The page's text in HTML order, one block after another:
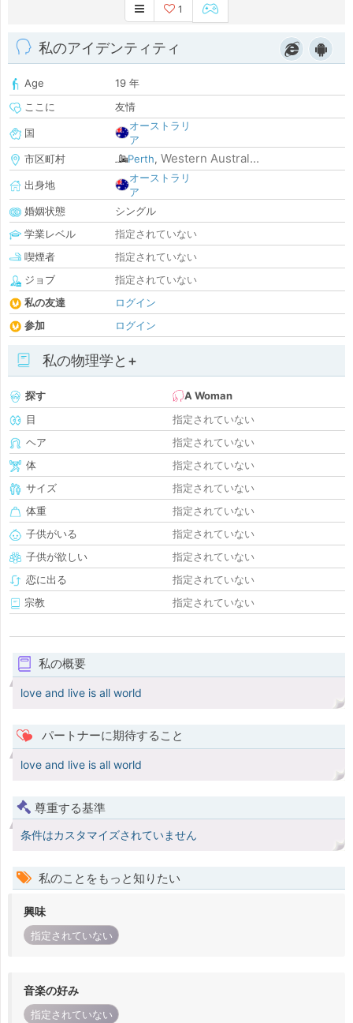
1
私のアイデンティティ
Age
19 年
ここに
友情
国
オーストラリ
ア
市区町村
Perth, Western Austral...
出身地
オーストラリ
ア
婚姻状態
シングル
学業レベル
指定されていない
喫煙者
指定されていない
ジョブ
指定されていない
私の友達
ログイン
参加
ログイン
私の物理学と+
探す
A Woman
目
指定されていない
ヘア
指定されていない
体
指定されていない
サイズ
指定されていない
体重
指定されていない
子供がいる
指定されていない
子供が欲しい
指定されていない
恋に出る
指定されていない
宗教
指定されていない
私の概要
love and live is all world
パートナーに期待すること
love and live is all world
尊重する基準
条件はカスタマイズされていません
私のことをもっと知りたい
興味
指定されていない
音楽の好み
指定されていない